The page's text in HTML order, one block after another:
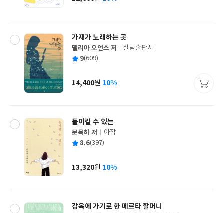
가
가재가 노래하는 곳
글
쓴
델리아 오언스 저
출
사
살림출판사
평 9(609)
가
14,400원 10%
돌이킬 수 있는
글
쓴
문목하 저
출
사
아작
평 8.6(397)
가
13,320원 10%
감옥에 가기로 한 메르타 할머니